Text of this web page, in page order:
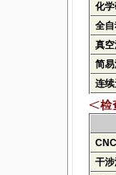
化
全
真
简
连
干